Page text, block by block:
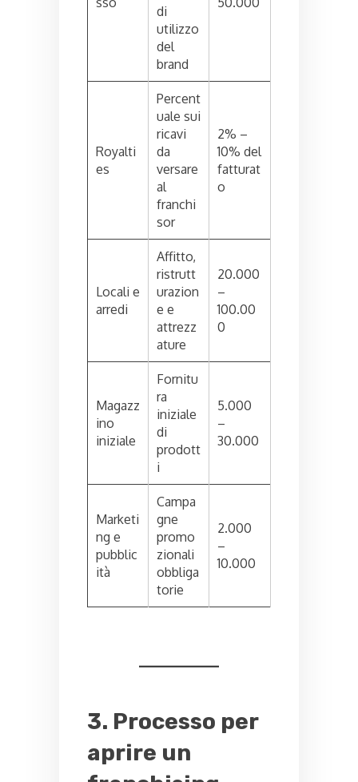
di
utilizzo
del
brand
Royalti
es
Percent
uale sui
ricavi
da
versare
al
franchi
sor
2% –
10% del
fatturat
o
Locali e
arredi
Affitto,
ristrutt
urazion
e e
attrezz
ature
20.000
–
100.00
0
Magazz
ino
iniziale
Fornitu
ra
iniziale
di
prodott
i
5.000
–
30.000
Marketi
ng e
pubblic
ità
Campa
gne
promo
zionali
obbliga
torie
2.000
–
10.000
3. Processo per
aprire un